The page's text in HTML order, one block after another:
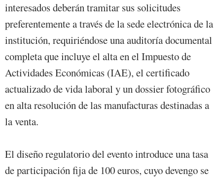
interesados deberán tramitar sus solicitudes
preferentemente a través de la sede electrónica de la
institución, requiriéndose una auditoría documental
completa que incluye el alta en el Impuesto de
Actividades Económicas (IAE), el certificado
actualizado de vida laboral y un dossier fotográfico
en alta resolución de las manufacturas destinadas a
la venta.
El diseño regulatorio del evento introduce una tasa
de participación fija de 100 euros, cuyo devengo se